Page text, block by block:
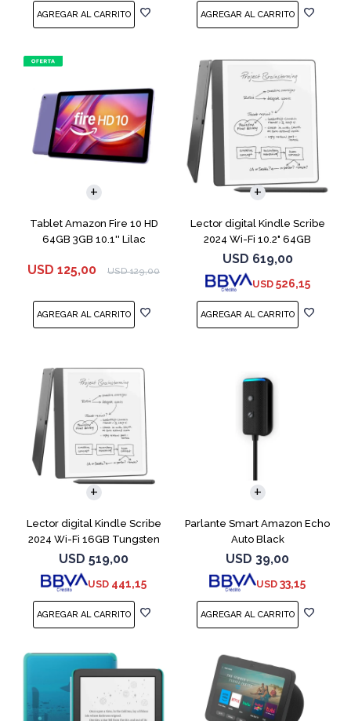
Tablet Amazon Fire 10 HD
64GB 3GB 10.1'' Lilac
USD 125,00 USD 129,00
Lector digital Kindle Scribe
2024 Wi-Fi 10.2" 64GB
Tungsten
USD 619,00
USD 526,15
Lector digital Kindle Scribe
2024 Wi-Fi 16GB Tungsten
USD 519,00
USD 441,15
Parlante Smart Amazon Echo
Auto Black
USD 39,00
USD 33,15